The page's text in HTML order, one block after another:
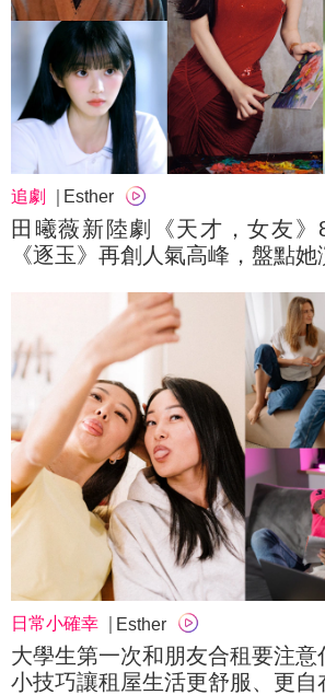
追劇 Esther
田曦薇新陸劇《天才，女友
《逐玉》再創人氣高峰，盤點
日常小確幸 Esther
大學生第一次和朋友合租要注意
小技巧讓租屋生活更舒服、更自